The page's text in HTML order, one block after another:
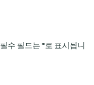
필수 필드는 * 로 표시됩니